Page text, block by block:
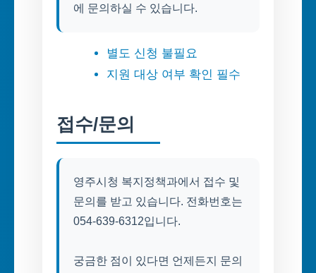
에 문의하실 수 있습니다.
별도 신청 불필요
지원 대상 여부 확인 필수
접수/문의
영주시청 복지정책과에서 접수 및
문의를 받고 있습니다. 전화번호는
054-639-6312입니다.
궁금한 점이 있다면 언제든지 문의